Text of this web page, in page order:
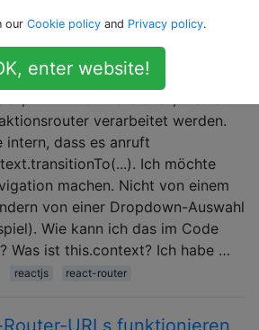
mit dem React
navigieren
routerkann ich das LinkElement
verarbeitet werden.
intern, dass es anruft
Ich möchte
machen. Nicht von einem
von einer Dropdown-Auswahl
Wie kann ich das im Code
Was ist this.context? Ich habe …
reactjs react-router
URLs funktionieren
our Cookie policy and Privacy policy.
enter website!